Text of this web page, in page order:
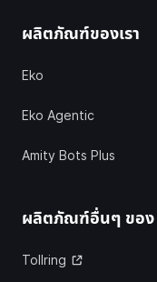
ผลิตภัณฑ์ของเรา
Eko
Eko Agentic
Amity Bots Plus
ผลิตภัณฑ์อื่นๆ ของ
Tollring